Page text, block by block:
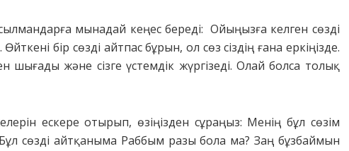
мынадай кеңес береді: Ойыңызға келген сөзді
бір сөзді айтпас бұрын, ол сөз сіздің ғана еркіңізде.
шығады және сізге үстемдік жүргізеді. Олай болса толық
ескере отырып, өзіңізден сұраңыз: Менің бұл сөзім
сөзді айтқаныма Раббым разы бола ма? Заң бұзбаймын